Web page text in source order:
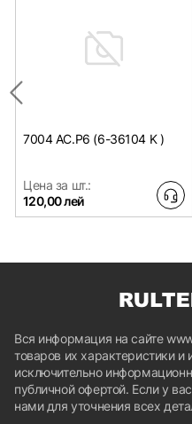
7004 AC.P6 (6-36104 K )
Цена за шт.:
120,00 лей
Вся информация на сайте
товаров их характеристики и
исключительно
публичной офертой. Если у
нами для уточнения всех